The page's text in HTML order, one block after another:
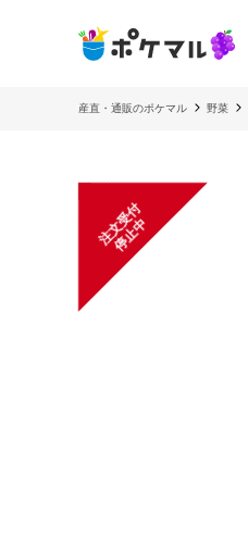
産直・通販のポケマル 野菜
注
文
受
付
停
止
中